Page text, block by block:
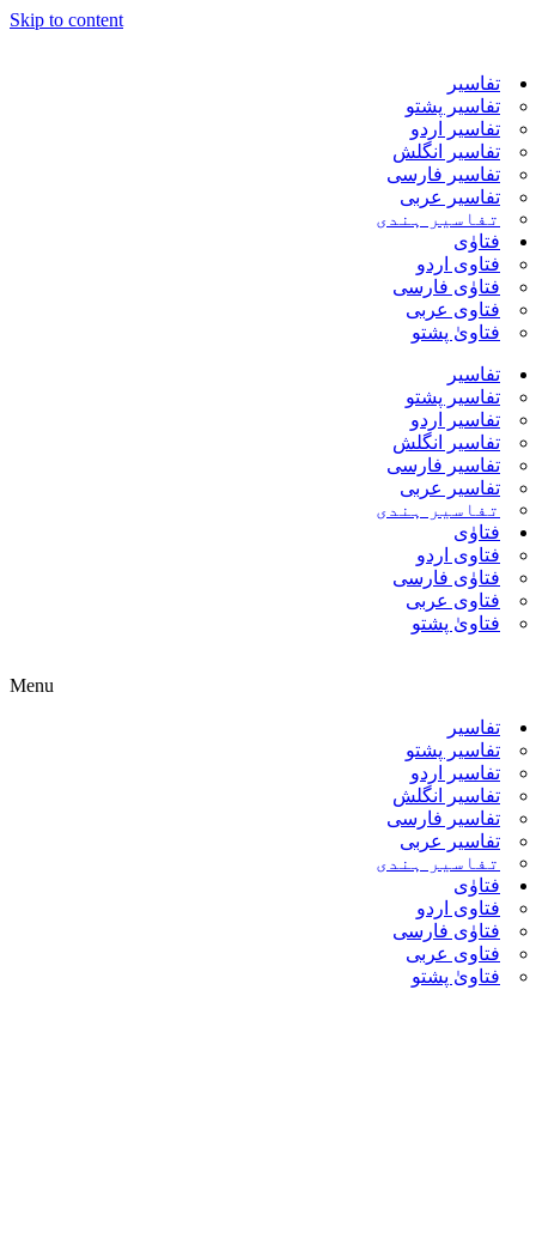
Skip to content
تفاسیر
تفاسیر پشتو
تفاسیر اردو
تفاسیر انگلش
تفاسیر فارسی
تفاسیر عربی
تفاسیر ہندی
فتاوٰی
فتاوی اردو
فتاوٰی فارسی
فتاوی عربی
فتاویٰ پشتو
تفاسیر
تفاسیر پشتو
تفاسیر اردو
تفاسیر انگلش
تفاسیر فارسی
تفاسیر عربی
تفاسیر ہندی
فتاوٰی
فتاوی اردو
فتاوٰی فارسی
فتاوی عربی
فتاویٰ پشتو
Menu
تفاسیر
تفاسیر پشتو
تفاسیر اردو
تفاسیر انگلش
تفاسیر فارسی
تفاسیر عربی
تفاسیر ہندی
فتاوٰی
فتاوی اردو
فتاوٰی فارسی
فتاوی عربی
فتاویٰ پشتو